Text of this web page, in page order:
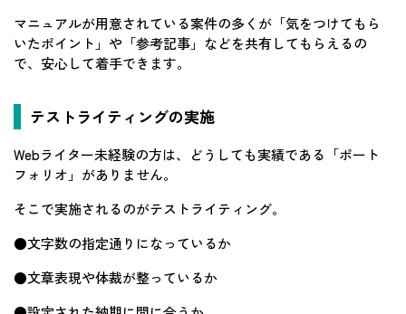
マニュアルが用意されている案件の多くが「気をつけてもら
いたポイント」や「参考記事」などを共有してもらえるの
で、安心して着手できます。
テストライティングの実施
Webライター未経験の方は、どうしても実績である「ポート
フォリオ」がありません。
そこで実施されるのがテストライティング。
●文字数の指定通りになっているか
●文章表現や体裁が整っているか